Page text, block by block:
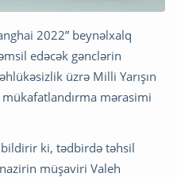
2022” beynəlxalq
edəcək gənclərin
üzrə Milli Yarışın
mərasimi
ki, tədbirdə təhsil
müşaviri Valeh